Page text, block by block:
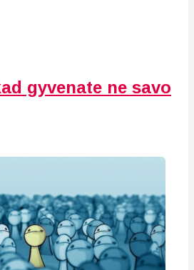
gyvenate ne savo